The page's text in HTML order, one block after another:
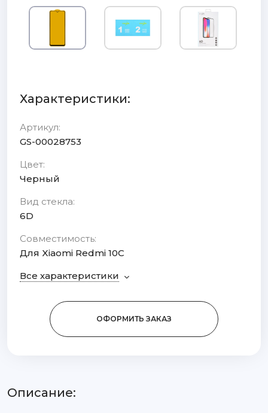
Характеристики:
Артикул:
GS-00028753
Цвет:
Черный
Вид стекла:
6D
Совместимость:
Для Xiaomi Redmi 10C
Все характеристики
ОФОРМИТЬ ЗАКАЗ
Описание: